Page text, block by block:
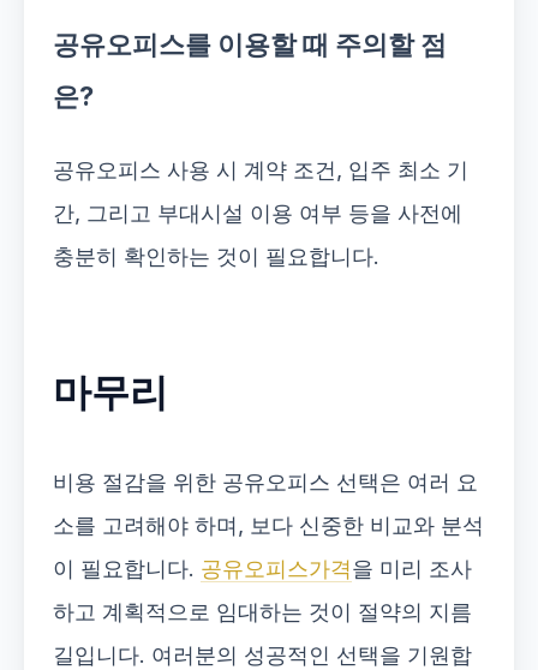
공유오피스를 이용할 때 주의할 점
은?
공유오피스 사용 시 계약 조건, 입주 최소 기
간, 그리고 부대시설 이용 여부 등을 사전에
충분히 확인하는 것이 필요합니다.
마무리
비용 절감을 위한 공유오피스 선택은 여러 요
소를 고려해야 하며, 보다 신중한 비교와 분석
이 필요합니다. 공유오피스가격을 미리 조사
하고 계획적으로 임대하는 것이 절약의 지름
길입니다. 여러분의 성공적인 선택을 기원합